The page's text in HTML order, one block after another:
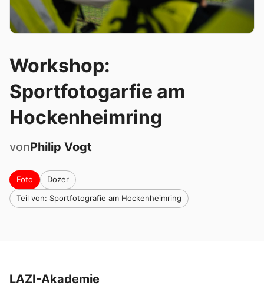
Workshop:
Sportfotogarfie am
Hockenheimring
vonPhilip Vogt
Foto
Dozer
Teil von: Sportfotografie am Hockenheimring
LAZI-Akademie